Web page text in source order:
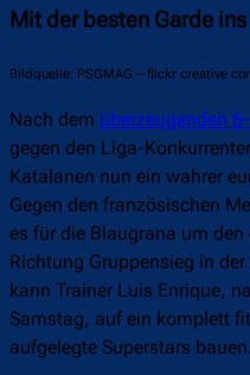
Mit der besten Garde
Bildquelle: PSGMAG – flickr creative
Nach dem überzeugenden
gegen den Liga-
Katalanen nun ein wahrer
Gegen den französischen
es für die Blaugrana um
Richtung Gruppensieg in
kann Trainer Luis Enrique,
Samstag, auf ein komplett
aufgelegte Superstars bauen.